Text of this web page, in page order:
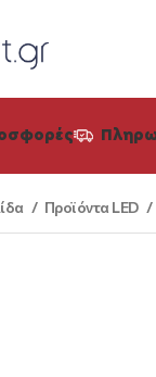
Προϊόντα LED